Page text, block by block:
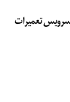
سرویس تعمیرات